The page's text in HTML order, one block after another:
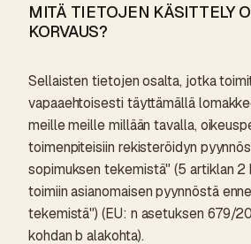
MITÄ TIETOJEN KÄSITTELY
KORVAUS?
Sellaisten tietojen osalta, jotka
vapaaehtoisesti täyttämällä
meille meille millään tavalla,
toimenpiteisiin rekisteröidyn
sopimuksen tekemistä" (5 artiklan 2
toimiin asianomaisen pyynnöstä
tekemistä") (EU: n asetuksen 679/
kohdan b alakohta).